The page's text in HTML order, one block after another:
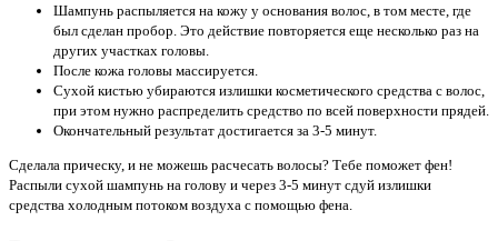
Шампунь распыляется на кожу у основания волос, в том месте, где
был сделан пробор. Это действие повторяется еще несколько раз на
других участках головы.
После кожа головы массируется.
Сухой кистью убираются излишки косметического средства с волос,
при этом нужно распределить средство по всей поверхности прядей.
Окончательный результат достигается за 3-5 минут.
Сделала прическу, и не можешь расчесать волосы? Тебе поможет фен!
Распыли сухой шампунь на голову и через 3-5 минут сдуй излишки
средства холодным потоком воздуха с помощью фена.